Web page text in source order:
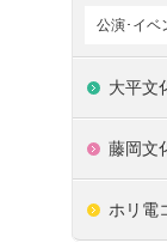
公演･イベ
大平文
藤岡文
ホリ電